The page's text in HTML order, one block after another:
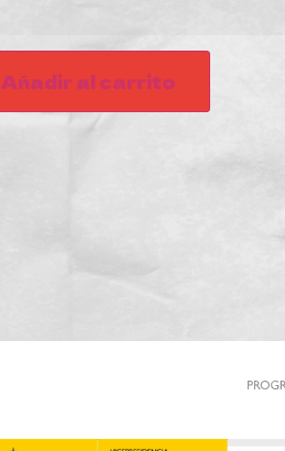
Añadir al carrito